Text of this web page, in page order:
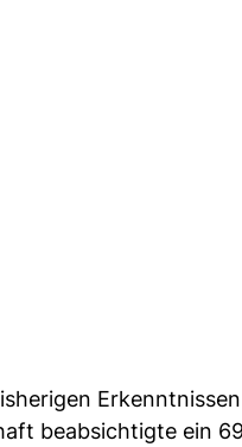
beabsichtigte ein